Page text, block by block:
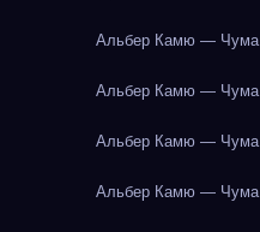
Альбер Камю — Чума
Альбер Камю — Чума
Альбер Камю — Чума
Альбер Камю — Чума